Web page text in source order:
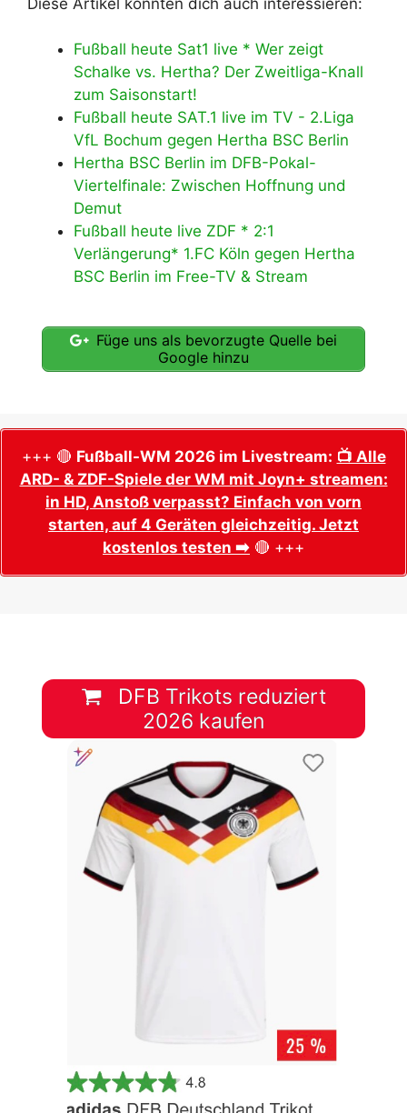
Fußball heute Sat1 live * Wer zeigt
Schalke vs. Hertha? Der Zweitliga-Knall
zum Saisonstart!
Fußball heute SAT.1 live im TV - 2.Liga
VfL Bochum gegen Hertha BSC Berlin
Hertha BSC Berlin im DFB-Pokal-
Viertelfinale: Zwischen Hoffnung und
Demut
Fußball heute live ZDF * 2:1
Verlängerung* 1.FC Köln gegen Hertha
BSC Berlin im Free-TV & Stream
Füge uns als bevorzugte Quelle bei
Google hinzu
+++ 🔴 Fußball-WM 2026 im Livestream: 📺 Alle
ARD- & ZDF-Spiele der WM mit Joyn+ streamen:
in HD, Anstoß verpasst? Einfach von vorn
starten, auf 4 Geräten gleichzeitig. Jetzt
kostenlos testen ➡️ 🔴 +++
DFB Trikots reduziert
2026 kaufen